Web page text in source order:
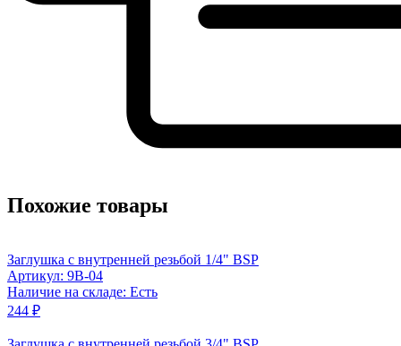
Похожие товары
Заглушка с внутренней резьбой 1/4" BSP
Артикул: 9B-04
Наличие на складе: Есть
244 ₽